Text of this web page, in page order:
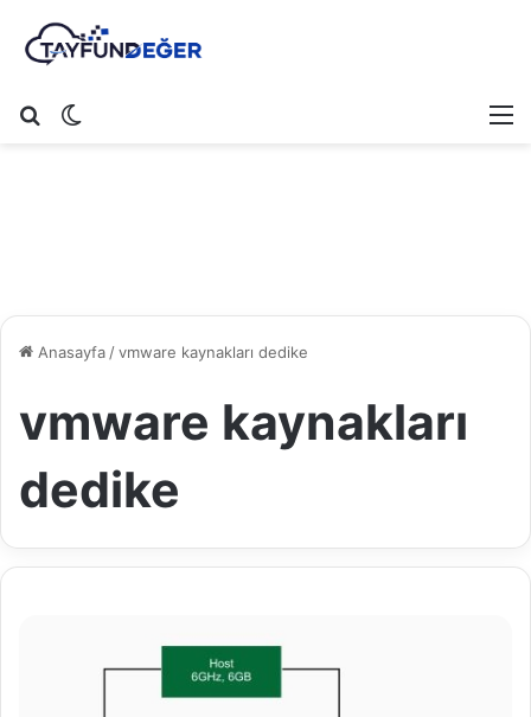
Arama yap ...
Anasayfa/vmware kaynakları dedike
vmware kaynakları
dedike